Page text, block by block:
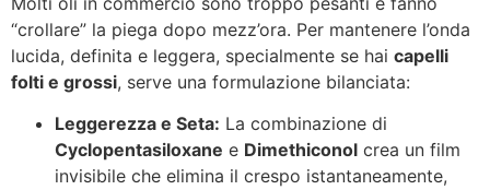
“crollare” la piega dopo mezz’ora. Per mantenere l’onda
lucida, definita e leggera, specialmente se hai capelli
folti e grossi, serve una formulazione bilanciata:
Leggerezza e Seta: La combinazione di
Cyclopentasiloxane e Dimethiconol crea un film
invisibile che elimina il crespo istantaneamente,